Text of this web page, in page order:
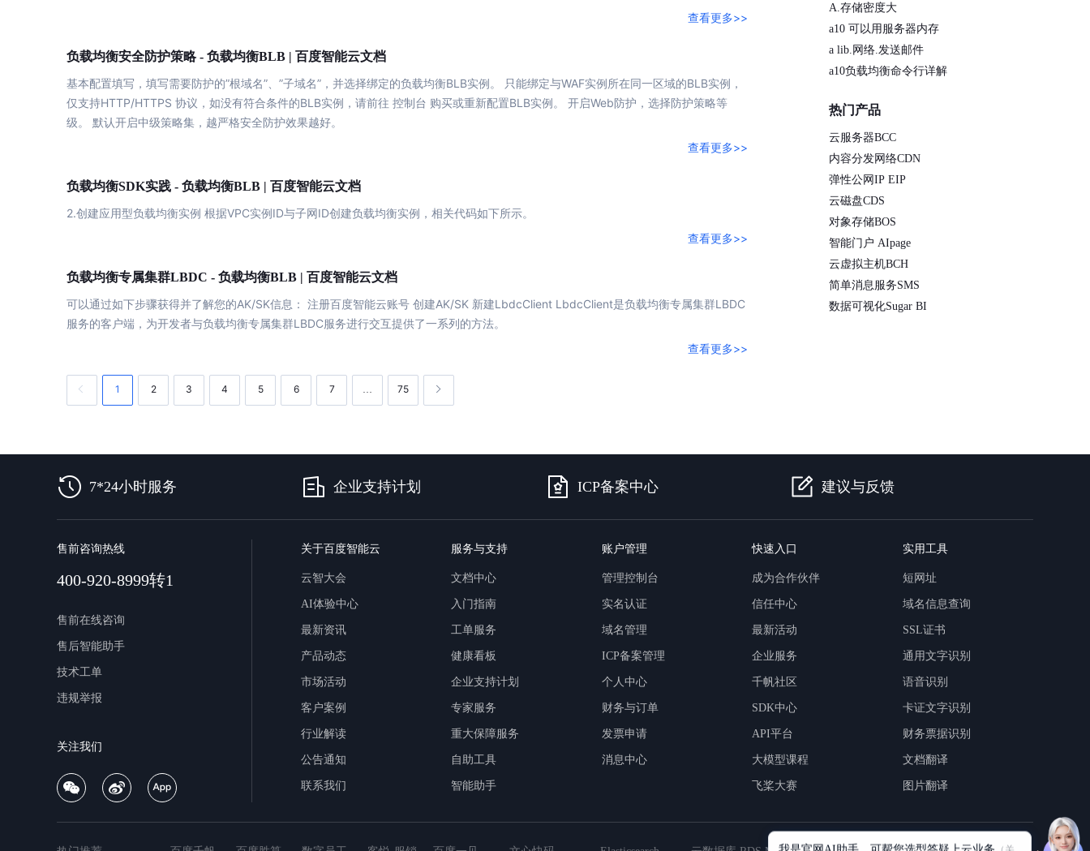
云边协同、自主进化的视觉智能体平台 赋能合作伙伴打造客户全生命周期营销闭环
查看更多>>
负载均衡安全防护策略 - 负载均衡BLB | 百度智能云文档
基本配置填写，填写需要防护的”根域名”、”子域名”，并选择绑定的负载均衡BLB实例。 只能绑定与WAF实例所在同一区域的BLB实例，
仅支持HTTP/HTTPS 协议，如没有符合条件的BLB实例，请前往 控制台 购买或重新配置BLB实例。 开启Web防护，选择防护策略等
级。 默认开启中级策略集，越严格安全防护效果越好。
查看更多>>
负载均衡SDK实践 - 负载均衡BLB | 百度智能云文档
2.创建应用型负载均衡实例 根据VPC实例ID与子网ID创建负载均衡实例，相关代码如下所示。
查看更多>>
负载均衡专属集群LBDC - 负载均衡BLB | 百度智能云文档
可以通过如下步骤获得并了解您的AK/SK信息： 注册百度智能云账号 创建AK/SK 新建LbdcClient LbdcClient是负载均衡专属集群LBDC
服务的客户端，为开发者与负载均衡专属集群LBDC服务进行交互提供了一系列的方法。
查看更多>>
1 2 3 4 5 6 7 … 75
A.存储密度大
a10 可以用服务器内存
a lib.网络.发送邮件
a10负载均衡命令行详解
热门产品
云服务器BCC
内容分发网络CDN
弹性公网IP EIP
云磁盘CDS
对象存储BOS
智能门户 AIpage
云虚拟主机BCH
简单消息服务SMS
数据可视化Sugar BI
7*24小时服务 企业支持计划 ICP备案中心 建议与反馈
售前咨询热线
400-920-8999转1
售前在线咨询
售后智能助手
技术工单
违规举报
关于百度智能云
云智大会
AI体验中心
最新资讯
产品动态
市场活动
客户案例
行业解读
公告通知
联系我们
服务与支持
文档中心
入门指南
工单服务
健康看板
企业支持计划
专家服务
重大保障服务
自助工具
智能助手
账户管理
管理控制台
实名认证
域名管理
ICP备案管理
个人中心
财务与订单
发票申请
消息中心
快速入口
成为合作伙伴
信任中心
最新活动
企业服务
千帆社区
SDK中心
API平台
大模型课程
飞桨大赛
实用工具
短网址
域名信息查询
SSL证书
通用文字识别
语音识别
卡证文字识别
财务票据识别
文档翻译
图片翻译
关注我们